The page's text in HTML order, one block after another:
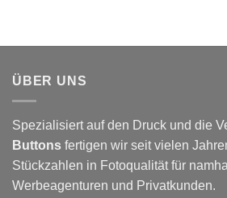
ÜBER UNS
Spezialisiert auf den Druck und die
Buttons fertigen wir seit vielen
Stückzahlen in Fotoqualität für
Werbeagenturen und Privatkunden.